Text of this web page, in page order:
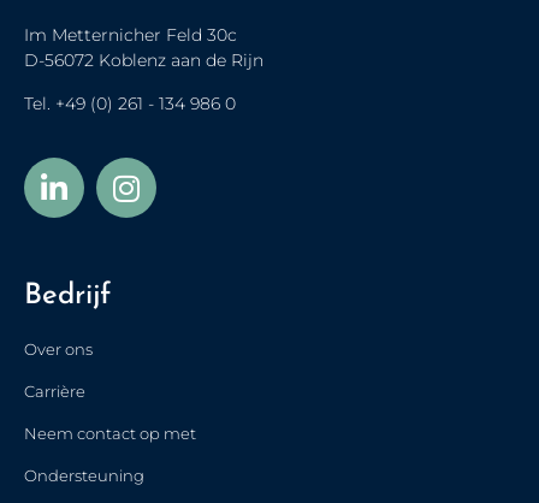
Im Metternicher Feld 30c
D-56072 Koblenz aan de Rijn
Tel. +49 (0) 261 - 134 986 0
Bedrijf
Over ons
Carrière
Neem contact op met
Ondersteuning